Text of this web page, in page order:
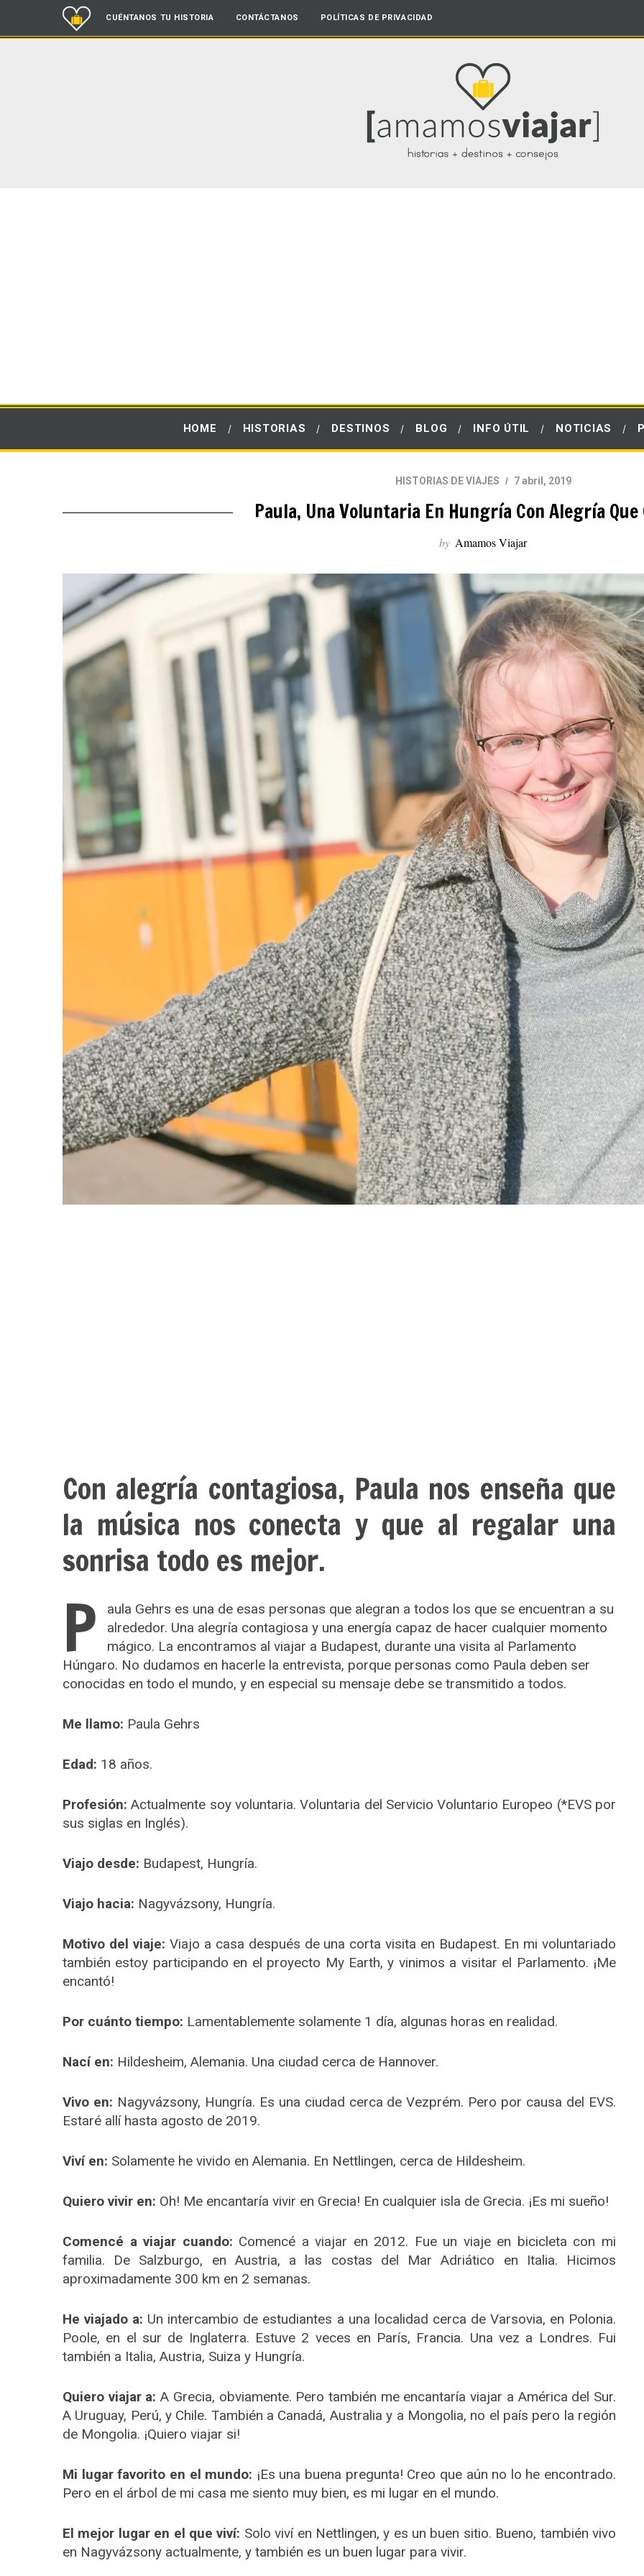
CUÉNTANOS TU HISTORIA CONTÁCTANOS POLÍTICAS DE PRIVACIDAD
HOME HISTORIAS DESTINOS BLOG INFO ÚTIL NOTICIAS
HISTORIAS DE VIAJES 7 abril, 2019
Paula, Una Voluntaria En Hungría Con Alegría
by Amamos Viajar
Con alegría contagiosa, Paula nos enseña que
la música nos conecta y que al regalar una
sonrisa todo es mejor.
P
aula Gehrs es una de esas personas que alegran a todos los que se encuentran a su
alrededor. Una alegría contagiosa y una energía capaz de hacer cualquier momento
mágico. La encontramos al viajar a Budapest, durante una visita al Parlamento
Húngaro. No dudamos en hacerle la entrevista, porque personas como Paula deben ser
conocidas en todo el mundo, y en especial su mensaje debe se transmitido a todos.
Me llamo: Paula Gehrs
Edad: 18 años.
Profesión: Actualmente soy voluntaria. Voluntaria del Servicio Voluntario Europeo (*EVS por
sus siglas en Inglés).
Viajo desde: Budapest, Hungría.
Viajo hacia: Nagyvázsony, Hungría.
Motivo del viaje: Viajo a casa después de una corta visita en Budapest. En mi voluntariado
también estoy participando en el proyecto My Earth, y vinimos a visitar el Parlamento. ¡Me
encantó!
Por cuánto tiempo: Lamentablemente solamente 1 día, algunas horas en realidad.
Nací en: Hildesheim, Alemania. Una ciudad cerca de Hannover.
Vivo en: Nagyvázsony, Hungría. Es una ciudad cerca de Vezprém. Pero por causa del EVS.
Estaré allí hasta agosto de 2019.
Viví en: Solamente he vivido en Alemania. En Nettlingen, cerca de Hildesheim.
Quiero vivir en: Oh! Me encantaría vivir en Grecia! En cualquier isla de Grecia. ¡Es mi sueño!
Comencé a viajar cuando: Comencé a viajar en 2012. Fue un viaje en bicicleta con mi
familia. De Salzburgo, en Austria, a las costas del Mar Adriático en Italia. Hicimos
aproximadamente 300 km en 2 semanas.
He viajado a: Un intercambio de estudiantes a una localidad cerca de Varsovia, en Polonia.
Poole, en el sur de Inglaterra. Estuve 2 veces en París, Francia. Una vez a Londres. Fui
también a Italia, Austria, Suiza y Hungría.
Quiero viajar a: A Grecia, obviamente. Pero también me encantaría viajar a América del Sur.
A Uruguay, Perú, y Chile. También a Canadá, Australia y a Mongolia, no el país pero la región
de Mongolia. ¡Quiero viajar si!
Mi lugar favorito en el mundo: ¡Es una buena pregunta! Creo que aún no lo he encontrado.
Pero en el árbol de mi casa me siento muy bien, es mi lugar en el mundo.
El mejor lugar en el que viví: Solo viví en Nettlingen, y es un buen sitio. Bueno, también vivo
en Nagyvázsony actualmente, y también es un buen lugar para vivir.
: